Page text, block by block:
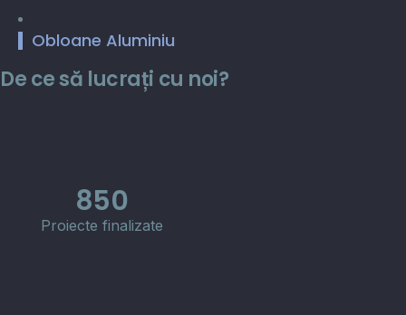
Obloane Aluminiu
De ce să lucrați cu noi?
850
Proiecte finalizate